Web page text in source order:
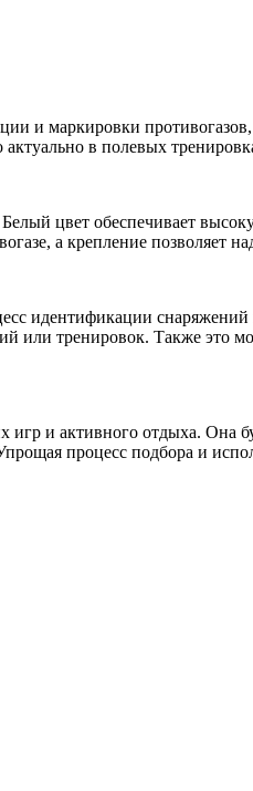
и маркировки
в полевых
цвет обеспечивает
а крепление позволяет
идентификации
или тренировок. Также это
и активного отдыха. Она
процесс подбора и